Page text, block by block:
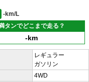
-km/L
タンでどこまで走る？
-km
レギュラー
ガソリン
4WD